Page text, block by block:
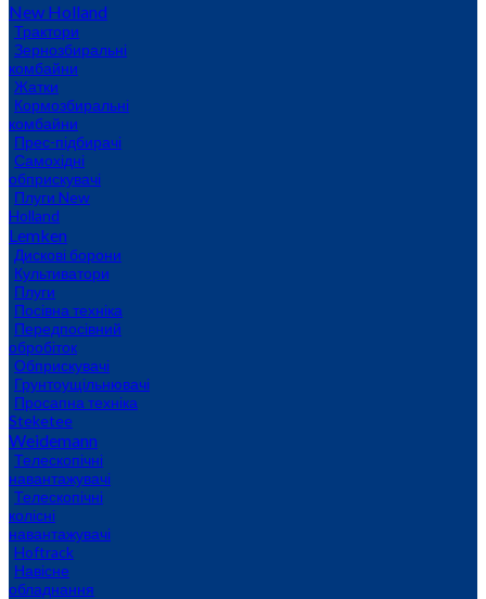
New Holland
Трактори
Зернозбиральні
комбайни
Жатки
Кормозбиральні
комбайни
Прес-підбирачі
Самохідні
обприскувачі
Плуги New
Holland
Lemken
Дискові борони
Культиватори
Плуги
Посівна техніка
Передпосівний
обробіток
Обприскувачі
Грунтоущільнювачі
Просапна техніка
Steketee
Weidemann
Телескопічні
навантажувачі
Телескопічні
колісні
навантажувачі
Hoftrack
Навісне
обладнання